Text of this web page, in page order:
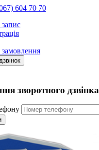
604 70 70
зворотного дзвінка